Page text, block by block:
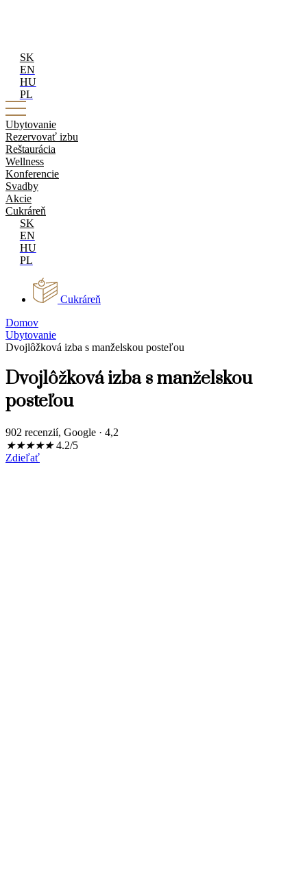
SK
EN
HU
PL
Ubytovanie
Rezervovať izbu
Reštaurácia
Wellness
Konferencie
Svadby
Akcie
Cukráreň
SK
EN
HU
PL
Cukráreň
Domov
Ubytovanie
Dvojlôžková izba s manželskou posteľou
Dvojlôžková izba s manželskou
posteľou
902 recenzií, Google · 4,2
★★★★★ 4.2/5
Zdieľať